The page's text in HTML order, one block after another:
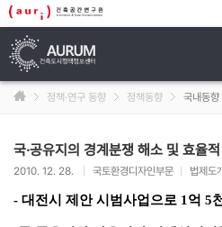
정책·연구 동향 정책동향 국내동향
국·공유지의 경계분쟁 해소 및 효율
2010. 12. 28. 국토환경디자인부문 법제도
- 대전시 제안 시범사업으로 1 억 5